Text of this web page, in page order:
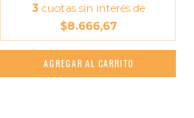
3 cuotas sin interés de
$8.666,67